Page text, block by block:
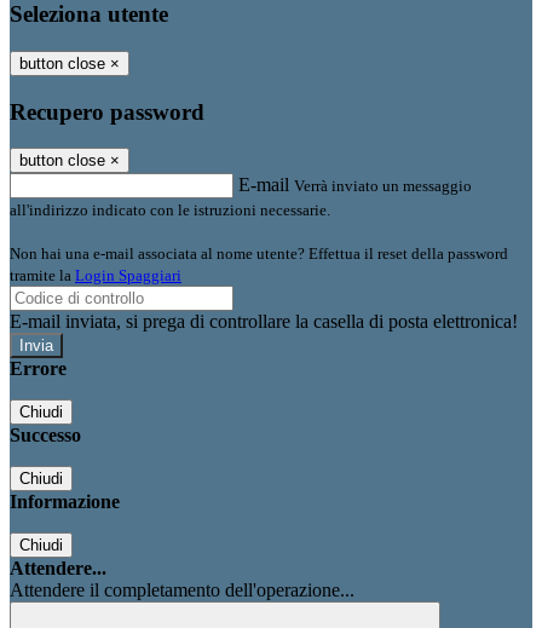
Seleziona utente
button close ×
Recupero password
button close ×
E-mail Verrà inviato un messaggio
all'indirizzo indicato con le istruzioni necessarie.
Non hai una e-mail associata al nome utente? Effettua il reset della password
tramite la Login Spaggiari
E-mail inviata, si prega di controllare la casella di posta elettronica!
Errore
Chiudi
Successo
Chiudi
Informazione
Chiudi
Attendere...
Attendere il completamento dell'operazione...